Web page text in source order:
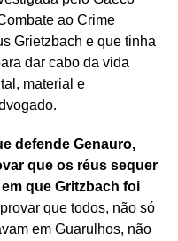
ao Crime
Grietzbach e que tinha
dar cabo da vida
material e
defende Genauro,
que os réus sequer
que Gritzbach foi
que todos, não só
em Guarulhos, não